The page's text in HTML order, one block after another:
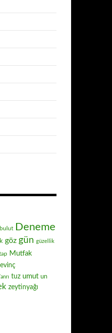
bulut Deneme
göz gün güzellik
Mutfak
tuz umut un
zeytinyağı